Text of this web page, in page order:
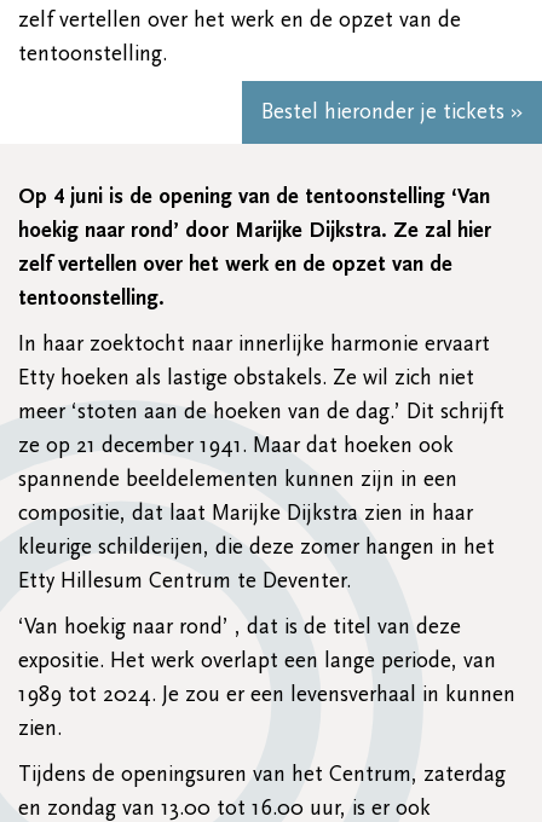
Bestel hieronder je tickets »
zelf vertellen over het werk en de opzet van de
tentoonstelling.
Op 4 juni is de opening van de tentoonstelling ‘Van
hoekig naar rond’ door Marijke Dijkstra. Ze zal hier
zelf vertellen over het werk en de opzet van de
tentoonstelling.
In haar zoektocht naar innerlijke harmonie ervaart
Etty hoeken als lastige obstakels. Ze wil zich niet
meer ‘stoten aan de hoeken van de dag.’ Dit schrijft
ze op 21 december 1941. Maar dat hoeken ook
spannende beeldelementen kunnen zijn in een
compositie, dat laat Marijke Dijkstra zien in haar
kleurige schilderijen, die deze zomer hangen in het
Etty Hillesum Centrum te Deventer.
‘Van hoekig naar rond’ , dat is de titel van deze
expositie. Het werk overlapt een lange periode, van
1989 tot 2024. Je zou er een levensverhaal in kunnen
zien.
Tijdens de openingsuren van het Centrum, zaterdag
en zondag van 13.00 tot 16.00 uur, is er ook